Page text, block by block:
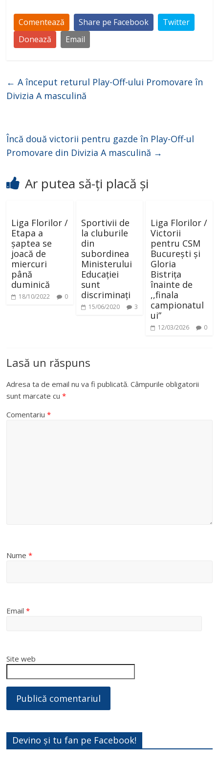
Comentează Share pe Facebook
Twitter
Donează
Email
← A început returul Play-Off-ului Promovare în
Divizia A masculină
Încă două victorii pentru gazde în Play-Off-ul
Promovare din Divizia A masculină →
Ar putea să-ți placă și
Liga Florilor /
Etapa a
șaptea se
joacă de
miercuri
până
duminică
18/10/2022 0
Sportivii de
la cluburile
din
subordinea
Ministerului
Educației
sunt
discriminați
15/06/2020 3
Liga Florilor /
Victorii
pentru CSM
București și
Gloria
Bistrița
înainte de
,,finala
campionatul
ui”
12/03/2026 0
Lasă un răspuns
Adresa ta de email nu va fi publicată. Câmpurile obligatorii
sunt marcate cu*
Comentariu*
Nume*
Email*
Site web
Devino și tu fan pe Facebook!